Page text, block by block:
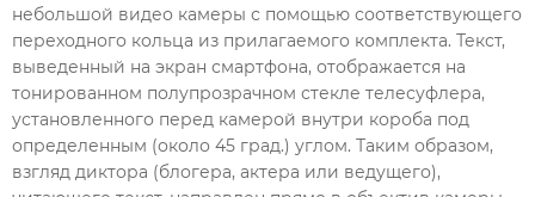
небольшой видео камеры с помощью соответствующего
переходного кольца из прилагаемого комплекта. Текст,
выведенный на экран смартфона, отображается на
тонированном полупрозрачном стекле телесуфлера,
установленного перед камерой внутри короба под
определенным (около 45 град.) углом. Таким образом,
взгляд диктора (блогера, актера или ведущего),